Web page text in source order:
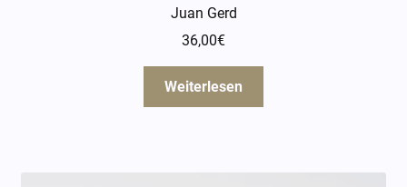
Juan Gerd
36,00€
Weiterlesen